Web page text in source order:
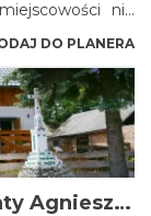
nie
ale również
podnóży
XVIII-wieczny
miejscowości
restauracja.
DO PLANERA
Całorocznik Skała & Apartamenty Agnieszka Jarmowska